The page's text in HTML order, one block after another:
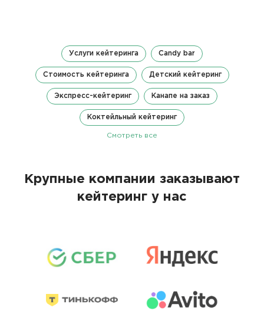
Услуги кейтеринга Candy bar
Стоимость кейтеринга Детский кейтеринг
Экспресс-кейтеринг Канапе на заказ
Коктейльный кейтеринг
Смотреть все
Крупные компании заказывают
кейтеринг у нас